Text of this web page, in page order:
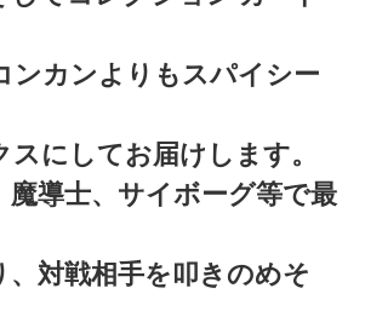
ンカンよりもスパイシー
にしてお届けします。
魔導士、サイボーグ等で最
、対戦相手を叩きのめそ